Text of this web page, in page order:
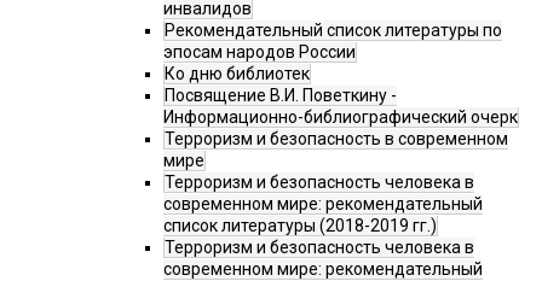
инвалидов
Рекомендательный список литературы по
эпосам народов России
Ко дню библиотек
Посвящение В.И. Поветкину -
Информационно-библиографический очерк
Терроризм и безопасность в современном
мире
Терроризм и безопасность человека в
современном мире: рекомендательный
список литературы (2018-2019 гг.)
Терроризм и безопасность человека в
современном мире: рекомендательный